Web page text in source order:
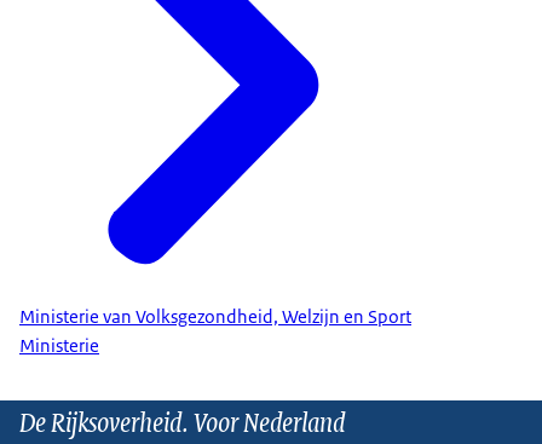
Ministerie van Volksgezondheid, Welzijn en Sport
Ministerie
De Rijksoverheid. Voor Nederland